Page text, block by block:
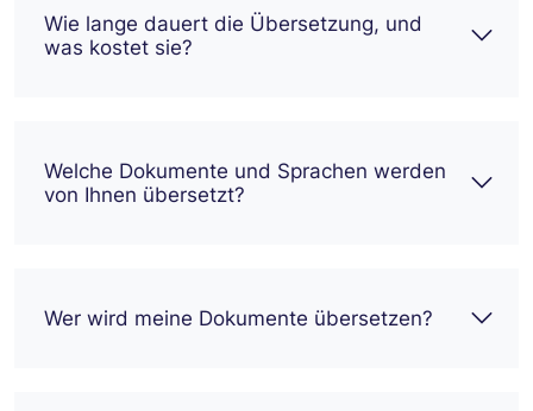
Wie lange dauert die Übersetzung, und
was kostet sie?
Welche Dokumente und Sprachen werden
von Ihnen übersetzt?
Wer wird meine Dokumente übersetzen?